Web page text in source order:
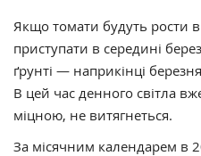
Якщо томати будуть рости
приступати в середині
ґрунті — наприкінці
В цей час денного світла
міцною, не витягнеться.
За місячним календарем в